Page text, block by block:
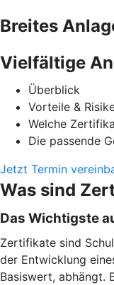
Breites
Vielfältige
Überblick
Vorteile &
Welche
Die passende
Jetzt Termin
Was sind
Das Wichtigste
Zertifikate sind
der Entwicklung
Basiswert, abhängt.